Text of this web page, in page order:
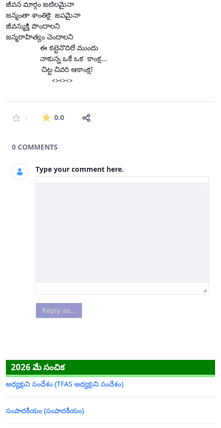
జీవన మార్గం జటిలమైనా
జన్మంతా శాంతికై జపమైనా
జీవన్ముక్తి పొందాలని
జన్మరాహిత్యం చెందాలని
ఈ కట్టెనొదిలే ముందు
నాకున్న ఒకే ఒక కాంక్ష...
చిట్ట చివరి ఆకాంక్ష!
<><><>
- 0.0The average rating is 0 stars out of 5.
0 COMMENTS
Type your comment here.
Reply as...
2026 మే సంచిక
అధ్యక్షుని సందేశం (TFAS అధ్యక్షుని సందేశం)
సంపాదకీయం (సంపాదకీయం)